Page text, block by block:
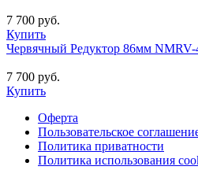
7 700 руб.
Купить
Червячный Редуктор 86мм NMRV-
7 700 руб.
Купить
Оферта
Пользовательское
Политика приватности
Политика использования